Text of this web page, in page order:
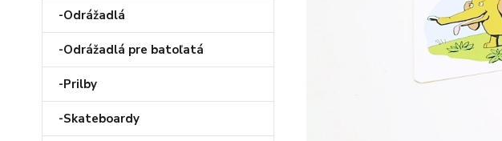
-Odrážadlá
-Odrážadlá pre batoľatá
-Prilby
-Skateboardy